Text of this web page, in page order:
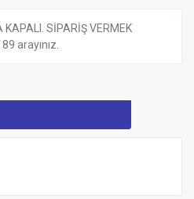
KAPALI. SİPARİŞ VERMEK
arayınız.